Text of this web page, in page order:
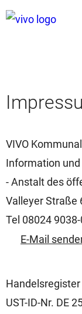
VIVO
Information
- Anstalt des
Valleyer Straße
Tel 08024
E-Mail
UST-ID-Nr. DE